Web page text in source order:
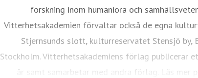
forskning inom humaniora och
Vitterhetsakademien förvaltar också de egna
Stjernsunds slott, kulturreservatet Stensjö by,
Stockholm. Vitterhetsakademiens förlag publicerar
år samt samarbetar med andra förlag. Läs mer